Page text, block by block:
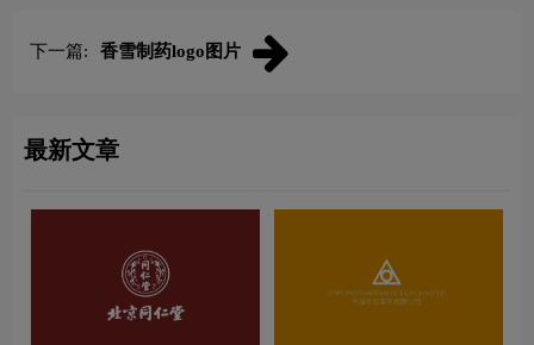
下一篇: 香雪制药logo图片
最新文章